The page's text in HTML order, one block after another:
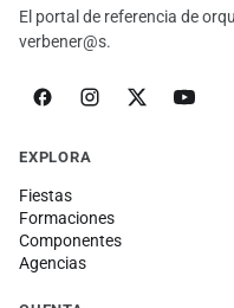
El portal de referencia de
verbener@s.
EXPLORA
Fiestas
Formaciones
Componentes
Agencias